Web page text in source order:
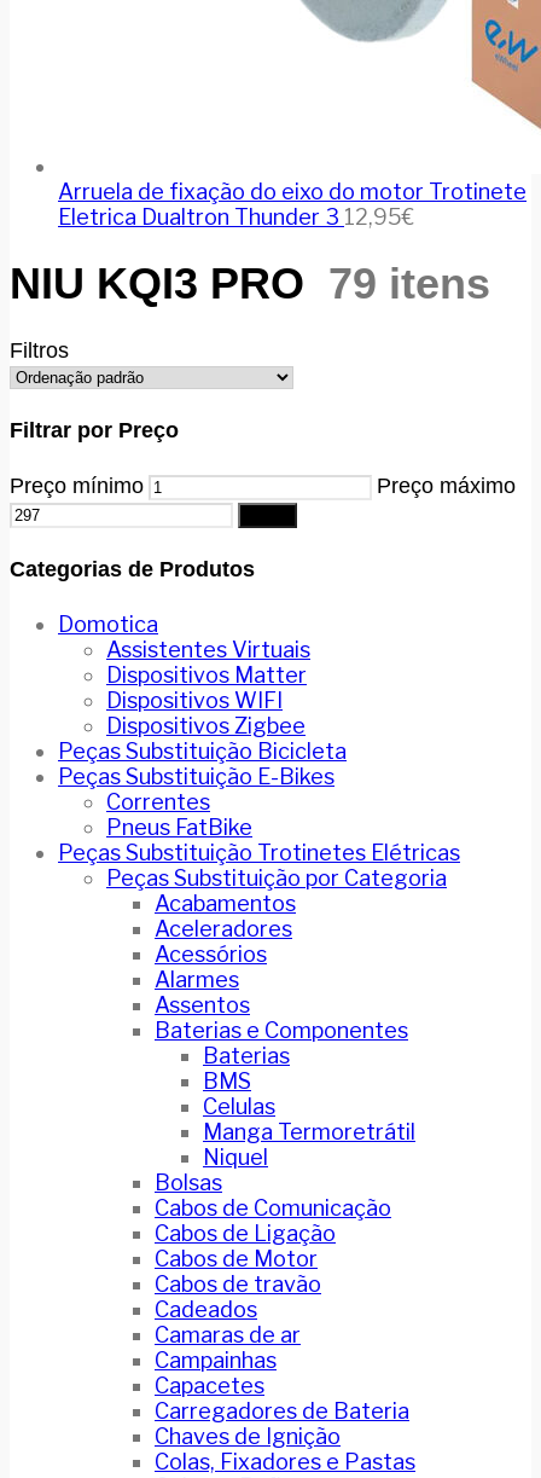
Arruela de fixação do eixo do motor Trotinete
Eletrica Dualtron Thunder 3 12,95€
NIU KQI3 PRO 79 itens
Filtros
Filtrar por Preço
Preço mínimo Preço máximo
Categorias de Produtos
Domotica
Assistentes Virtuais
Dispositivos Matter
Dispositivos WIFI
Dispositivos Zigbee
Peças Substituição Bicicleta
Peças Substituição E-Bikes
Correntes
Pneus FatBike
Peças Substituição Trotinetes Elétricas
Peças Substituição por Categoria
Acabamentos
Aceleradores
Acessórios
Alarmes
Assentos
Baterias e Componentes
Baterias
BMS
Celulas
Manga Termoretrátil
Niquel
Bolsas
Cabos de Comunicação
Cabos de Ligação
Cabos de Motor
Cabos de travão
Cadeados
Camaras de ar
Campainhas
Capacetes
Carregadores de Bateria
Chaves de Ignição
Colas, Fixadores e Pastas